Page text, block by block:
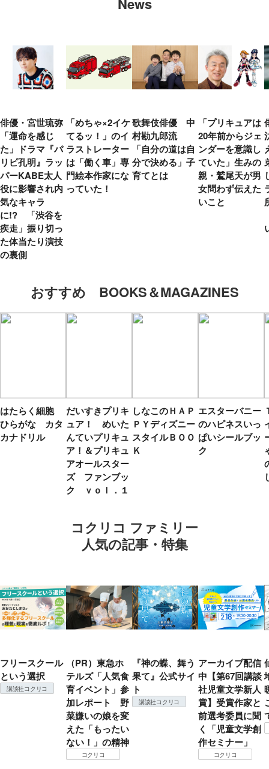
俳優・宮世琉弥
「運命を感じ
た」ドラマ『パ
リピ孔明』ラッ
パーKABE太人
役に影響され内
気なキャラ
に!? 「渋谷を
疾走」振り切っ
た体当たり演技
の裏側
「めちゃ×2イケ
てるッ！」のイ
ラストレーター
は「働く車」専
門絵本作家にな
っていた！
歌舞伎俳優 中
村勘九郎流
「自分の道は自
分で決める」子
育てとは
「プリキュアは
20年前からジェ
ンダーを意識し
ていた」生みの
親・鷲尾天が男
女問わず伝えた
いこと
おすすめ BOOKS＆MAGAZINES
はたらく細胞
ひらがな カタ
カナドリル
だいすきプリキ
ュア！ めいた
んていプリキュ
ア！＆プリキュ
アオールスター
ズ ファンブッ
ク ｖｏｌ．１
しなこのＨＡＰ
ＰＹディズニー
スタイルＢＯＯ
Ｋ
エスターバニー
のハピネスいっ
ぱいシールブッ
ク
コクリコ ファミリー
人気の記事・特集
フリースクール
という選択
講談社コクリコ
（PR）東急ホ
テルズ「人気食
育イベント」参
加レポート 野
菜嫌いの娘を変
えた「もったい
ない！」の精神
コクリコ
『神の蝶、舞う
果て』公式サイ
ト
講談社コクリコ
アーカイブ配信
中【第67回講談
社児童文学新人
賞】受賞作家と
前選考委員に聞
く「児童文学創
作セミナー」
コクリコ